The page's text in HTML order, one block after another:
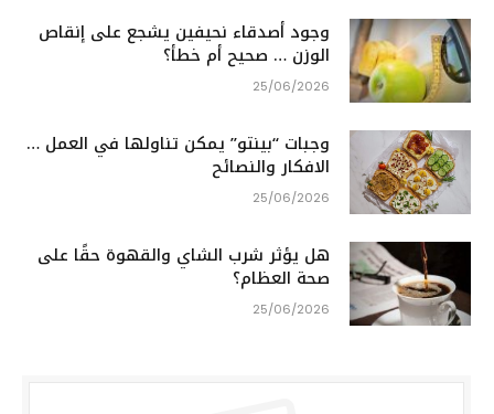
وجود أصدقاء نحيفين يشجع على إنقاص
الوزن … صحيح أم خطأ؟
25/06/2026
وجبات “بينتو” يمكن تناولها في العمل …
الافكار والنصائح
25/06/2026
هل يؤثر شرب الشاي والقهوة حقًا على
صحة العظام؟
25/06/2026